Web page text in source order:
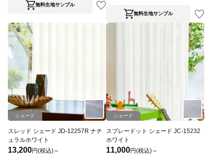
無料生地サンプル
無料生地サンプル
シェード
スレッド シェード JD-12257R ナチ
ュラルホワイト
13,200円(税込)～
シェード
スプレードット シェード JC-15232
ホワイト
11,000円(税込)～